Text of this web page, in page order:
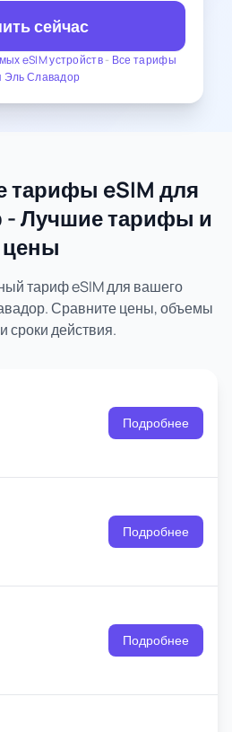
eSIM устройств- Все тарифы
Эль Славадор
сейчас
тарифы eSIM для
- Лучшие тарифы и
цены
тариф eSIM для вашего
Сравните цены, объемы
сроки действия.
Подробнее
Подробнее
Подробнее